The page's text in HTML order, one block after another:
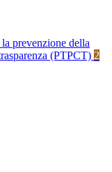
prevenzione della
(PTPCT) 2